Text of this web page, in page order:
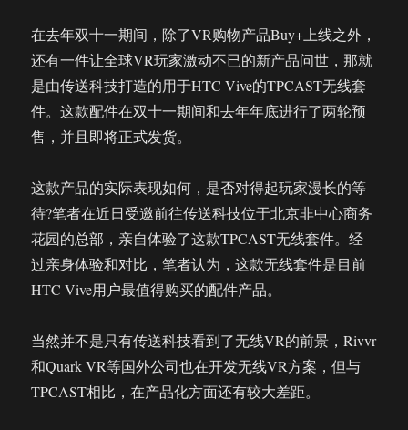
在去年双十一期间，除了VR购物产品Buy+上线之外，
还有一件让全球VR玩家激动不已的新产品问世，那就
是由传送科技打造的用于HTC Vive的TPCAST无线套
件。这款配件在双十一期间和去年年底进行了两轮预
售，并且即将正式发货。
这款产品的实际表现如何，是否对得起玩家漫长的等
待?笔者在近日受邀前往传送科技位于北京非中心商务
花园的总部，亲自体验了这款TPCAST无线套件。经
过亲身体验和对比，笔者认为，这款无线套件是目前
HTC Vive用户最值得购买的配件产品。
当然并不是只有传送科技看到了无线VR的前景，Rivvr
和Quark VR等国外公司也在开发无线VR方案，但与
TPCAST相比，在产品化方面还有较大差距。